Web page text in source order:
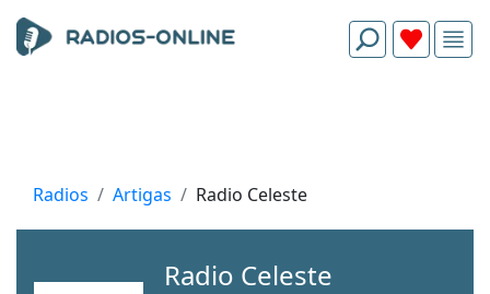
Radios Artigas Radio Celeste
Radio Celeste